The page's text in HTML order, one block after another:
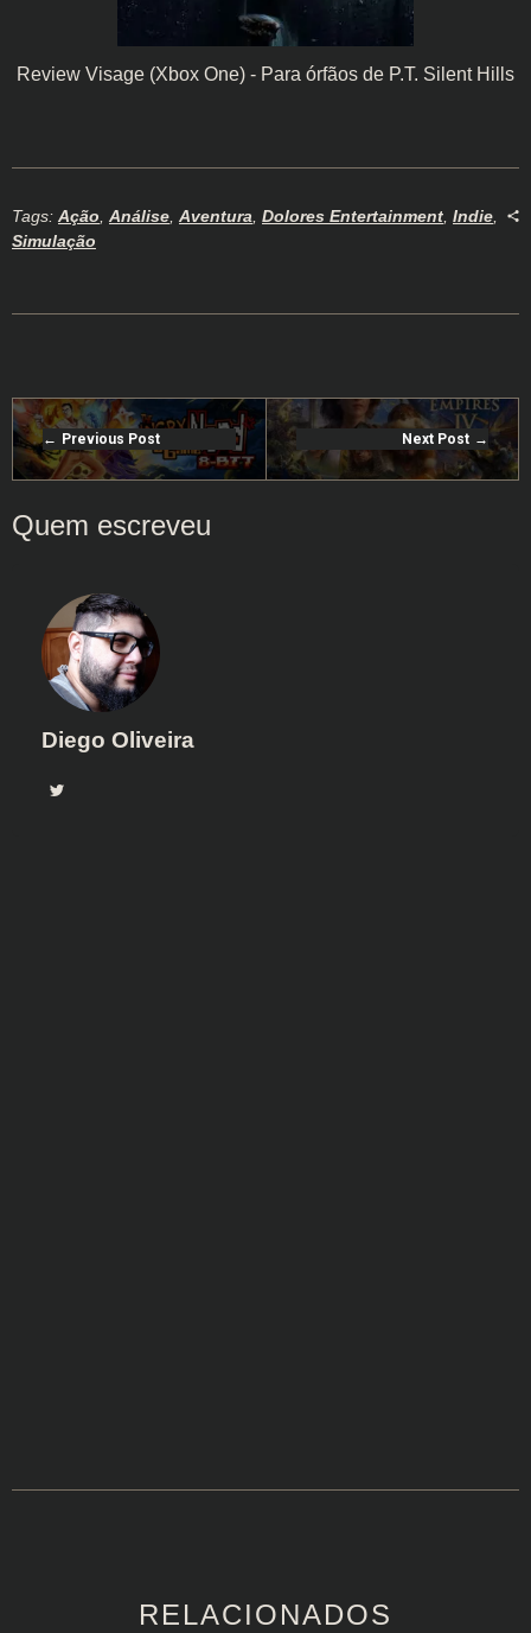
Review Visage (Xbox One) - Para órfãos de P.T. Silent Hills
Tags: Ação, Análise, Aventura, Dolores Entertainment, Indie,
Simulação
Previous Post Next Post
Diego Oliveira
RELACIONADOS